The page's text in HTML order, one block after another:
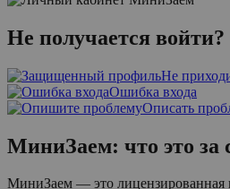
Не получается войти?
Не
Ошибка входа
Описать
МиниЗаем: что это за
МиниЗаем — это лицензированная